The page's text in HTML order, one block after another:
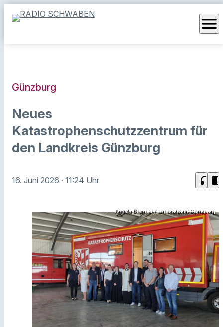
menu
Günzburg
Neues
Katastrophenschutzzentrum für
den Landkreis Günzburg
16. Juni 2026 · 11:24 Uhr headphones chrome_reader_mode
Angela Brenner / Landratsamt Günzburg